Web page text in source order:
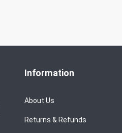
Information
About Us
Returns & Refunds